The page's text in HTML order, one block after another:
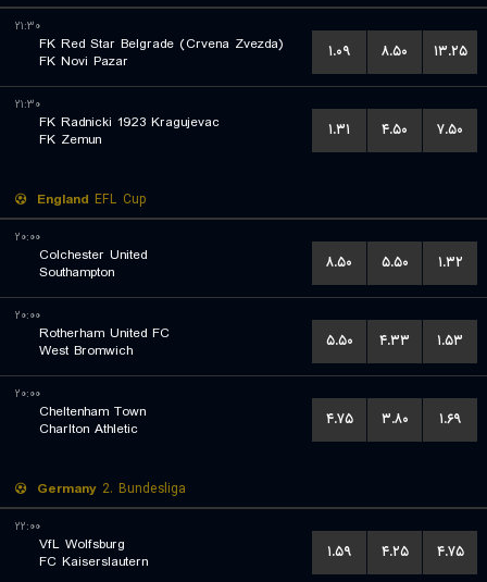
۲۱:۳۰
FK Red Star Belgrade (Crvena Zvezda)
FK Novi Pazar
۱.۰۹ ۸.۵۰ ۱۳.۲۵
۲۱:۳۰
FK Radnicki 1923 Kragujevac
FK Zemun
۱.۳۱ ۴.۵۰ ۷.۵۰
England EFL Cup
۲۰:۰۰
Colchester United
Southampton
۸.۵۰ ۵.۵۰ ۱.۳۲
۲۰:۰۰
Rotherham United FC
West Bromwich
۵.۵۰ ۴.۳۳ ۱.۵۳
۲۰:۰۰
Cheltenham Town
Charlton Athletic
۴.۷۵ ۳.۸۰ ۱.۶۹
Germany 2. Bundesliga
۲۲:۰۰
VfL Wolfsburg
FC Kaiserslautern
۱.۵۹ ۴.۲۵ ۴.۷۵